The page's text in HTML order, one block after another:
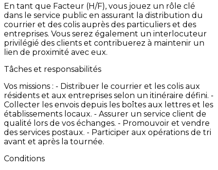
En tant que Facteur (H/F), vous jouez un rôle clé
dans le service public en assurant la distribution du
courrier et des colis auprès des particuliers et des
entreprises. Vous serez également un interlocuteur
privilégié des clients et contribuerez à maintenir un
lien de proximité avec eux.
Tâches et responsabilités
Vos missions : - Distribuer le courrier et les colis aux
résidents et aux entreprises selon un itinéraire défini. -
Collecter les envois depuis les boîtes aux lettres et les
établissements locaux. - Assurer un service client de
qualité lors de vos échanges. - Promouvoir et vendre
des services postaux. - Participer aux opérations de tri
avant et après la tournée.
Conditions